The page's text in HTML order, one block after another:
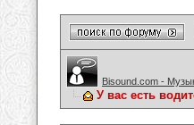
Bisound.com -
У вас есть